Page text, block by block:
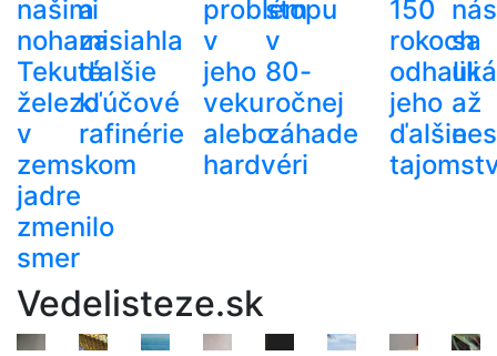
našimi
nohami.
Tekuté
železo
v
zemskom
jadre
zmenilo
smer
a
zasiahla
ďalšie
kľúčové
rafinérie
problém
v
jeho
veku
alebo
hardvéri
stopu
v
80-
ročnej
záhade
150
rokoch
odhalili
jeho
ďalšie
sa
až
Vedelisteze.sk